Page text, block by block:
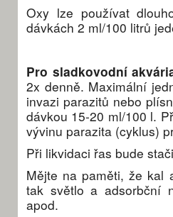
Oxy lze používat
dávkách 2 ml/100 litrů
Pro sladkovodní
2x denně. Maximální
invazi parazitů nebo
dávkou 15-20 ml/100 l.
vývinu parazita (cyklus)
Při likvidaci řas bude
Mějte na paměti, že kal
tak světlo a adsorbční
apod.